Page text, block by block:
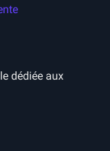
dédiée aux